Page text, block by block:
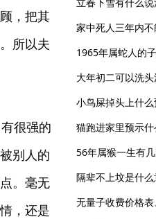
，把其
所以夫
很强的
别人的
。毫无
，还是
1965年属蛇人的
小鸟屎掉头上什
猫跑进家里预示
56年属猴一生有
隔辈不上坟是什
无量子收费价格